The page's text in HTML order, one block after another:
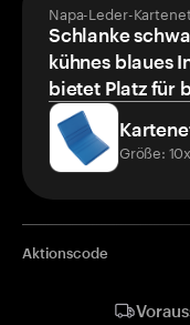
Napa-Leder-
Schlanke
kühnes blaues
bietet Platz für
Größe:
Aktionscode